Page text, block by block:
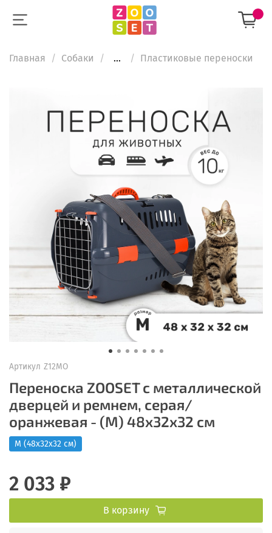
Главная Собаки ... Пластиковые переноски
Артикул Z12MO
Переноска ZOOSET с металлической
дверцей и ремнем, серая/
оранжевая - (M) 48х32х32 см
M (48х32х32 см)
2 033 ₽
В корзину